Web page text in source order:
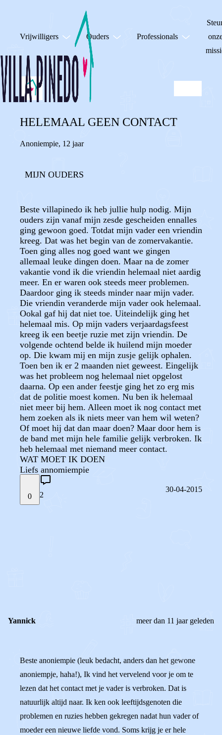
Vrijwilligers Ouders Professionals
HELEMAAL GEEN CONTACT
Anoniempie, 12 jaar
MIJN OUDERS
Beste villapinedo ik heb jullie hulp nodig. Mijn
ouders zijn vanaf mijn zesde gescheiden ennalles
ging gewoon goed. Totdat mijn vader een vriendin
kreeg. Dat was het begin van de zomervakantie.
Toen ging alles nog goed want we gingen
allemaal leuke dingen doen. Maar na de zomer
vakantie vond ik die vriendin helemaal niet aardig
meer. En er waren ook steeds meer problemen.
Daardoor ging ik steeds minder naar mijn vader.
Die vriendin veranderde mijn vader ook helemaal.
Ookal gaf hij dat niet toe. Uiteindelijk ging het
helemaal mis. Op mijn vaders verjaardagsfeest
kreeg ik een beetje ruzie met zijn vriendin. De
volgende ochtend belde ik huilend mijn moeder
op. Die kwam mij en mijn zusje gelijk ophalen.
Toen ben ik er 2 maanden niet geweest. Eingelijk
was het probleem nog helemaal niet opgelost
daarna. Op een ander feestje ging het zo erg mis
dat de politie moest komen. Nu ben ik helemaal
niet meer bij hem. Alleen moet ik nog contact met
hem zoeken als ik niets meer van hem wil weten?
Of moet hij dat dan maar doen? Maar door hem is
de band met mijn hele familie gelijk verbroken. Ik
heb helemaal met niemand meer contact.
WAT MOET IK DOEN
Liefs annomiempie
0 2
30-04-2015
Yannick meer dan 11 jaar geleden
Beste anoniempie (leuk bedacht, anders dan het gewone
anoniempje, haha!), Ik vind het vervelend voor je om te
lezen dat het contact met je vader is verbroken. Dat is
natuurlijk altijd naar. Ik ken ook leeftijdsgenoten die
problemen en ruzies hebben gekregen nadat hun vader of
moeder een nieuwe liefde vond. Soms krijg je er hele